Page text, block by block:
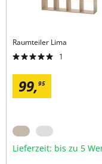
Raumteiler Lima
1
99,95
Lieferzeit: bis zu 5